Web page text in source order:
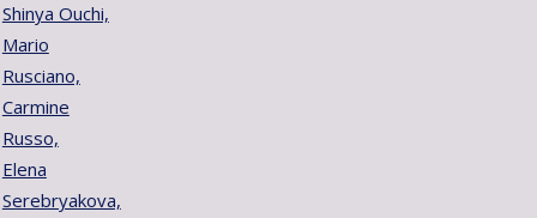
Shinya Ouchi,
Mario
Rusciano,
Carmine
Russo,
Elena
Serebryakova,